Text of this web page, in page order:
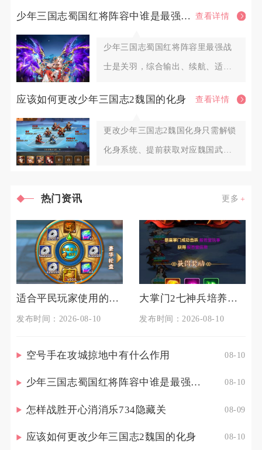
少年三国志蜀国红将阵容中谁是最强的战士 查看详情
少年三国志蜀国红将阵容里最强战
士是关羽，综合输出、续航、适配
应该如何更改少年三国志2魏国的化身 查看详情
更改少年三国志2魏国化身只需解锁
化身系统、提前获取对应魏国武将
热门资讯 更多
适合平民玩家使用的前期少年三国志2阵容推荐
发布时间：2026-08-10
大掌门2七神兵培养有什么方法
发布时间：2026-08-10
空号手在攻城掠地中有什么作用 08-10
少年三国志蜀国红将阵容中谁是最强的战士 08-10
怎样战胜开心消消乐734隐藏关 08-09
应该如何更改少年三国志2魏国的化身 08-10